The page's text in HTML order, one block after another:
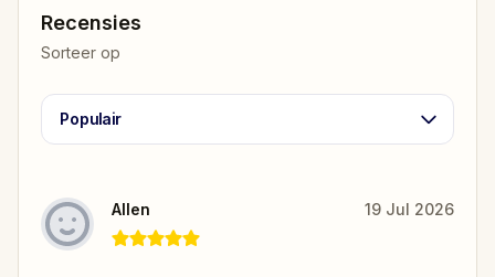
Recensies
Sorteer op
Populair
Allen 19 Jul 2026